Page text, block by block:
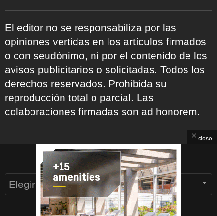
El editor no se responsabiliza por las
opiniones vertidas en los artículos firmados
o con seudónimo, ni por el contenido de los
avisos publicitarios o solicitadas. Todos los
derechos reservados. Prohibida su
reproducción total o parcial. Las
colaboraciones firmadas son ad honorem.
ARCHIVOS
Archivos
close